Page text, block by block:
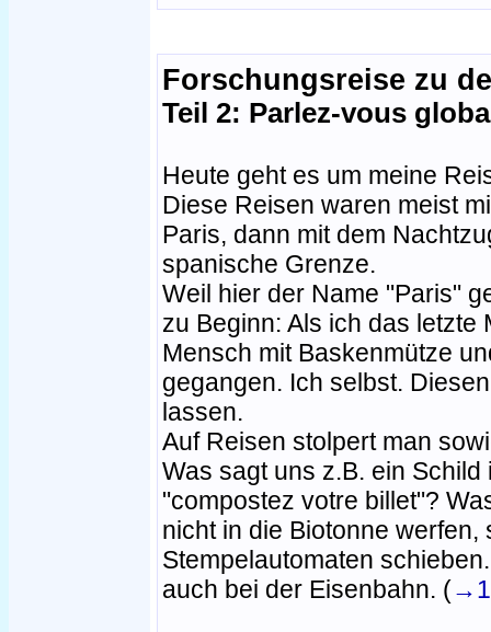
Forschungsreise zu
Teil 2: Parlez-vous
Heute geht es um meine
Diese Reisen waren meist
Paris, dann mit dem
spanische Grenze.
Weil hier der Name "Paris"
zu Beginn: Als ich das letzte
Mensch mit Baskenmütze
gegangen. Ich selbst.
lassen.
Auf Reisen stolpert man
Was sagt uns z.B. ein
"compostez votre billet"?
nicht in die Biotonne werfen,
Stempelautomaten
auch bei der Eisenbahn. (→1